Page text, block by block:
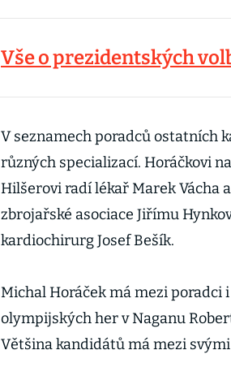
Vše o prezidentských
V seznamech poradců ostatních
různých specializací. Horáčkovi
Hilšerovi radí lékař Marek Vácha
zbrojařské asociace Jiřímu
kardiochirurg Josef Bešík.
Michal Horáček má mezi poradci
olympijských her v Naganu
Většina kandidátů má mezi